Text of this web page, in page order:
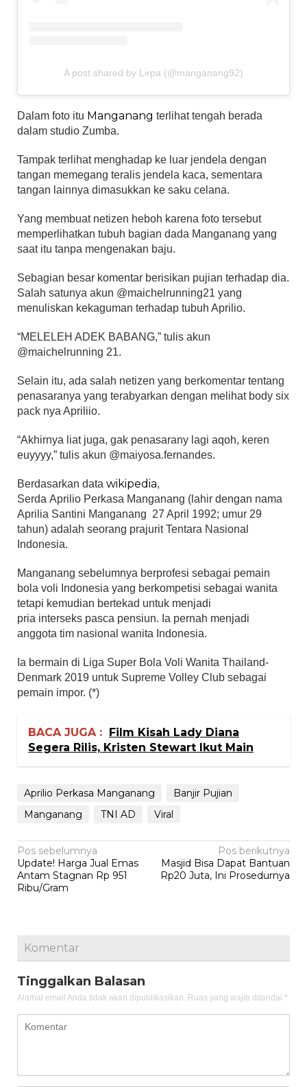
A post shared by Lirpa (@manganang92)
Dalam foto itu Manganang terlihat tengah berada
dalam studio Zumba.
Tampak terlihat menghadap ke luar jendela dengan
tangan memegang teralis jendela kaca, sementara
tangan lainnya dimasukkan ke saku celana.
Yang membuat netizen heboh karena foto tersebut
memperlihatkan tubuh bagian dada Manganang yang
saat itu tanpa mengenakan baju.
Sebagian besar komentar berisikan pujian terhadap dia.
Salah satunya akun @maichelrunning21 yang
menuliskan kekaguman terhadap tubuh Aprilio.
“MELELEH ADEK BABANG,” tulis akun
@maichelrunning 21.
Selain itu, ada salah netizen yang berkomentar tentang
penasaranya yang terabyarkan dengan melihat body six
pack nya Apriliio.
“Akhirnya liat juga, gak penasarany lagi aqoh, keren
euyyyy,” tulis akun @maiyosa.fernandes.
Berdasarkan data wikipedia,
Serda Aprilio Perkasa Manganang (lahir dengan nama
Aprilia Santini Manganang 27 April 1992; umur 29
tahun) adalah seorang prajurit Tentara Nasional
Indonesia.
Manganang sebelumnya berprofesi sebagai pemain
bola voli Indonesia yang berkompetisi sebagai wanita
tetapi kemudian bertekad untuk menjadi
pria interseks pasca pensiun. Ia pernah menjadi
anggota tim nasional wanita Indonesia.
a bermain di Liga Super Bola Voli Wanita Thailand-
Denmark 2019 untuk Supreme Volley Club sebagai
pemain impor. (*)
BACA JUGA :
Film Kisah Lady Diana
Segera Rilis, Kristen Stewart Ikut Main
Aprilio Perkasa Manganang
Banjir Pujian
Manganang
TNI AD Viral
Navigasi
pos
Pos sebelumnya
Update! Harga Jual Emas
Antam Stagnan Rp 951
Ribu/Gram
Pos berikutnya
Masjid Bisa Dapat Bantuan
Rp20 Juta, Ini Prosedurnya
Komentar
Tinggalkan Balasan
Alamat email Anda tidak akan dipublikasikan. Ruas yang wajib ditandai *